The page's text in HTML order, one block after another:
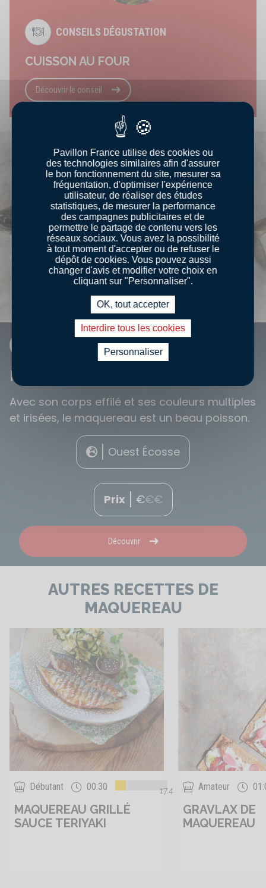
CONSEILS DÉGUSTATION
CUISSON AU FOUR
Découvrir le conseil
MAQUEREAU
Avec son corps effilé et ses couleurs multiples
et irisées, le maquereau est un beau poisson.
Ouest Écosse
Prix €€€
Découvrir
AUTRES RECETTES DE
MAQUEREAU
Débutant 00:30 17.4
MAQUEREAU GRILLÉ
SAUCE TERIYAKI
Amateur
GRAVLAX DE
MAQUEREAU
Pavillon France utilise des cookies ou
des technologies similaires afin d'assurer
le bon fonctionnement du site, mesurer sa
fréquentation, d'optimiser l'expérience
utilisateur, de réaliser des études
statistiques, de mesurer la performance
des campagnes publicitaires et de
permettre le partage de contenu vers les
réseaux sociaux. Vous avez la possibilité
à tout moment d'accepter ou de refuser le
dépôt de cookies. Vous pouvez aussi
changer d'avis et modifier votre choix en
cliquant sur "Personnaliser".
OK, tout accepter
Interdire tous les cookies
Personnaliser